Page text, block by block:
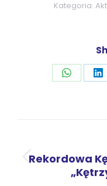
Kategoria:
Rekordowa